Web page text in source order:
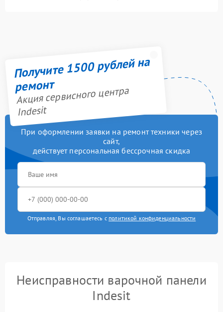
Получите 1500 рублей на
ремонт
Акция сервисного центра
Indesit
При оформлении заявки на ремонт техники через
сайт,
действует персональная бессрочная скидка
Отправляя, Вы соглашаетесь с политикой конфиденциальности
Неисправности варочной панели
Indesit